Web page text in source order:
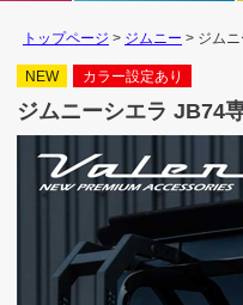
トップページ ジムニー ジム
NEW カラー設定あり
ジムニーシエラ JB74